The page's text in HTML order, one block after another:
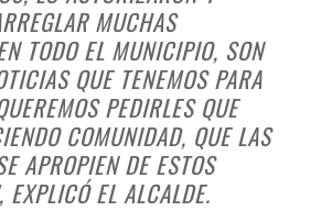
MUCHAS
TODO EL MUNICIPIO, SON
QUE TENEMOS PARA
PEDIRLES QUE
COMUNIDAD, QUE LAS
APROPIEN DE ESTOS
EXPLICÓ EL ALCALDE.